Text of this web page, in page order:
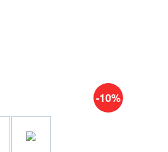
-10%